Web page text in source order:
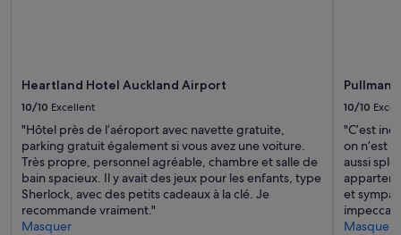
Heartland Hotel Auckland Airport
10/10 Excellent
"Hôtel près de l’aéroport avec navette gratuite,
parking gratuit également si vous avez une voiture.
Très propre, personnel agréable, chambre et salle de
bain spacieux. Il y avait des jeux pour les enfants, type
Sherlock, avec des petits cadeaux à la clé. Je
recommande vraiment."
Masquer
Pullman
10/10
"C’est
on n’est
aussi
et
Masquer